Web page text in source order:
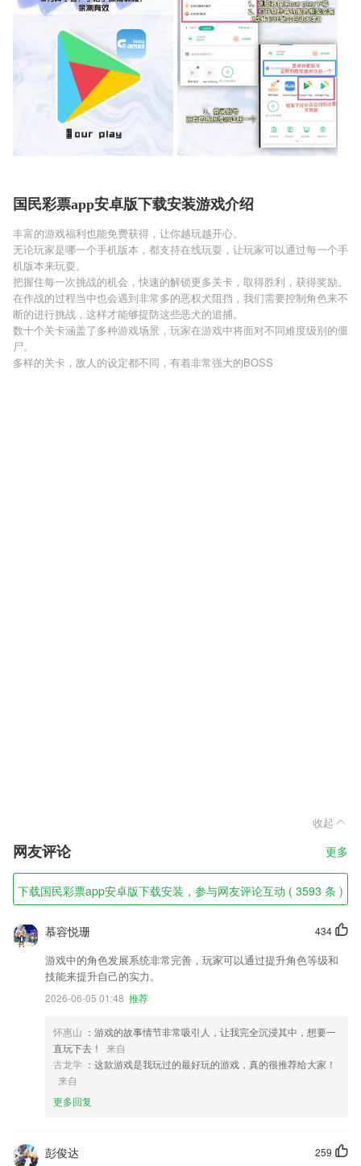
国民彩票app安卓版下载安装游戏介绍
丰富的游戏福利也能免费获得，让你越玩越开心。
无论玩家是哪一个手机版本，都支持在线玩耍，让玩家可以通过每一个手
机版本来玩耍。
把握住每一次挑战的机会，快速的解锁更多关卡，取得胜利，获得奖励。
在作战的过程当中也会遇到非常多的恶权犬阻挡，我们需要控制角色来不
断的进行挑战，这样才能够提防这些恶犬的追捕。
数十个关卡涵盖了多种游戏场景，玩家在游戏中将面对不同难度级别的僵
尸。
多样的关卡，敌人的设定都不同，有着非常强大的BOSS
收起
网友评论 更多
下载国民彩票app安卓版下载安装，参与网友评论互动 ( 3593 条 )
434
慕容悦珊
游戏中的角色发展系统非常完善，玩家可以通过提升角色等级和
技能来提升自己的实力。
2026-06-05 01:48 推荐
怀惠山 ：游戏的故事情节非常吸引人，让我完全沉浸其中，想要一
直玩下去！
来自
古龙学 ：这款游戏是我玩过的最好玩的游戏，真的很推荐给大家！
来自
更多回复
259
彭俊达